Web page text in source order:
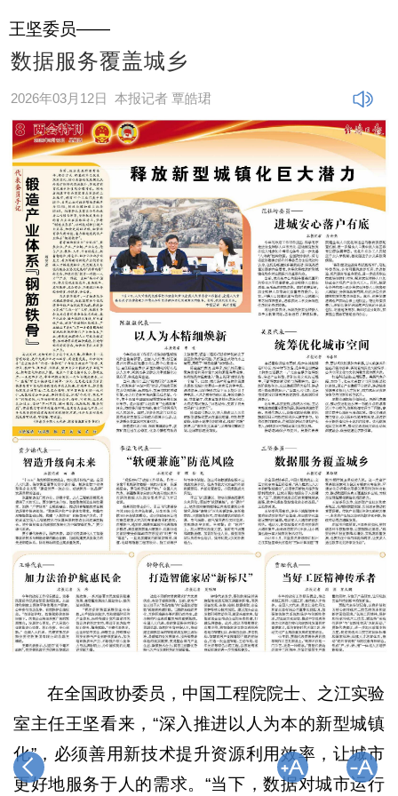
王坚委员——
数据服务覆盖城乡
2026年03月12日 本报记者 覃皓珺
在全国政协委员，中国工程院院士、之江实验
室主任王坚看来，“深入推进以人为本的新型城镇
化”，必须善用新技术提升资源利用效率，让城市
更好地服务于人的需求。“当下，数据对城市运行